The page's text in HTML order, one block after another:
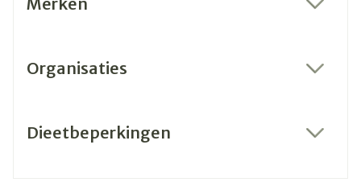
Organisaties
Dieetbeperkingen